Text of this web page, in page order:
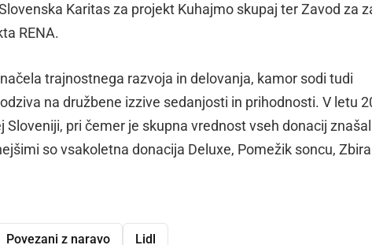
Karitas za projekt Kuhajmo skupaj ter Zavod za
RENA.
trajnostnega razvoja in delovanja, kamor sodi tudi
na družbene izzive sedanjosti in prihodnosti. V letu
Sloveniji, pri čemer je skupna vrednost vseh donacij
so vsakoletna donacija Deluxe, Pomežik soncu,
Povezani z naravo Lidl